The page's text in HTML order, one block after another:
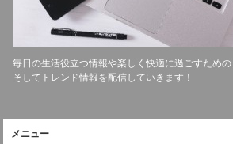
毎日の生活役立つ情報や楽しく快適に過ごすための
そしてトレンド情報を配信していきます！
メニュー